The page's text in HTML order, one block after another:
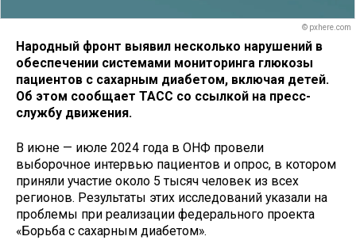
© pxhere.com
Народный фронт выявил несколько нарушений в
обеспечении системами мониторинга глюкозы
пациентов с сахарным диабетом, включая детей.
Об этом сообщает ТАСС со ссылкой на пресс-
службу движения.
В июне — июле 2024 года в ОНФ провели
выборочное интервью пациентов и опрос, в котором
приняли участие около 5 тысяч человек из всех
регионов. Результаты этих исследований указали на
проблемы при реализации федерального проекта
«Борьба с сахарным диабетом».